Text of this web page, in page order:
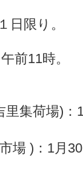
日限り。
前11時。
里集荷場)
場 )：1月